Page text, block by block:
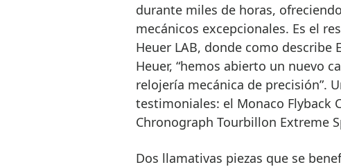
durante miles de horas,
mecánicos excepcionales. Es el
Heuer LAB, donde como describe
Heuer, “hemos abierto un nuevo
relojería mecánica de precisión”.
testimoniales: el Monaco Flyback
Chronograph Tourbillon Extreme
Dos llamativas piezas que se